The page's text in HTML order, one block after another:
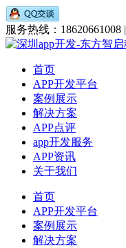
服务热线：18620661008 |
首页
APP开发平台
案例展示
解决方案
APP点评
app开发服务
APP资讯
关于我们
首页
APP开发平台
案例展示
解决方案